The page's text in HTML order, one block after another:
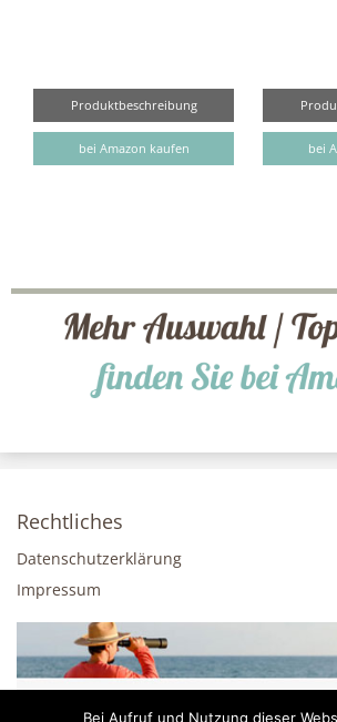
Produktbeschreibung
bei Amazon kaufen bei
Rechtliches
Datenschutzerklärung
Impressum
Bei Aufruf und Nutzung dieser